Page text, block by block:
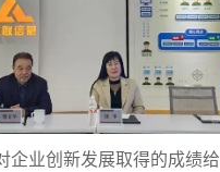
企业创新发展取得的成绩